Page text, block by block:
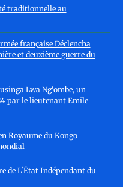
traditionnelle au
française Déclencha
et deuxième guerre du
Lwa Ng'ombe, un
par le lieutenant Emile
Royaume du Kongo
de L'État Indépendant du